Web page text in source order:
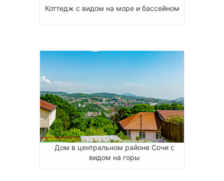
Коттедж с видом на море и бассейном
Дом в центральном районе Сочи с
видом на горы